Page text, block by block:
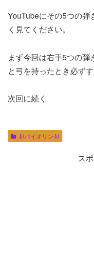
YouTubeにその5つの弾
く見てください。
まず今回は右手5つの
と弓を持ったとき必ずす
次回に続く
🎻バイオリン🎻
ス